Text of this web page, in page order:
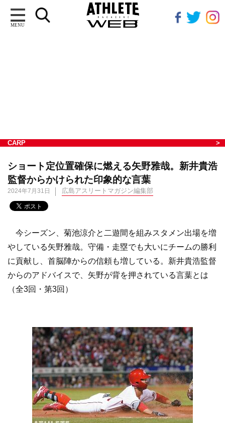
MENU
CARP
ショート定位置確保に燃える矢野雅哉。新井貴浩
監督からかけられた印象的な言葉
2024年7月31日 広島アスリートマガジン編集部
今シーズン、菊池涼介と二遊間を組みスタメン出場を増
やしている矢野雅哉。守備・走塁でも大いにチームの勝利
に貢献し、首脳陣からの信頼も増している。新井貴浩監督
からのアドバイスで、矢野が背を押されている言葉とは
（全3回・第3回）